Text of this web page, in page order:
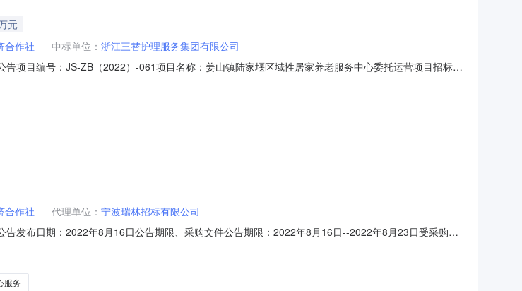
元
合作社 中标单位： 浙江三替护理服务集团有限公司
项目编号：JS-ZB（2022）-061项目名称：姜山镇陆家堰区域性居家养老服务中心委托运营项目招标
打镇纪委投诉电话：0574-88094816
合作社 代理单位： 宁波瑞林招标有限公司
发布日期：2022年8月16日公告期限、采购文件公告期限：2022年8月16日--2022年8月23日受采购人
供应商前来投标。一、项目编号：JS-ZB（2022）-061二、采购组织方式：委托代理机构采购三、采购
服务